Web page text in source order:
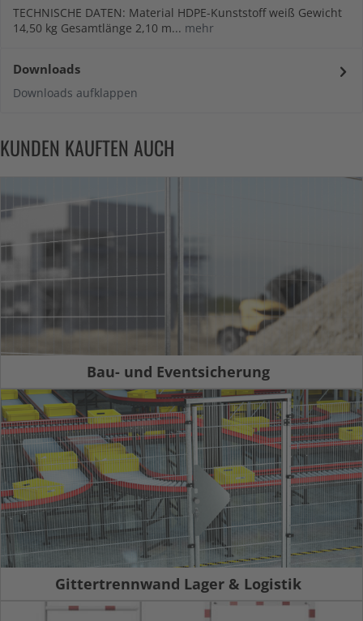
TECHNISCHE DATEN: Material HDPE-Kunststoff weiß Gewicht
14,50 kg Gesamtlänge 2,10 m... mehr
Downloads
Downloads aufklappen
KUNDEN KAUFTEN AUCH
Bau- und Eventsicherung
Gittertrennwand Lager & Logistik